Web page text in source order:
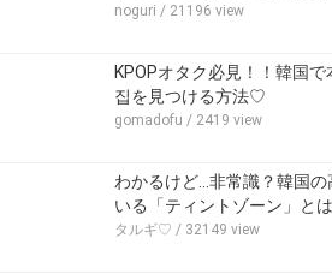
noguri / 21196 view
KPOPオタク必見！！韓国
집を見つける方法♡
gomadofu / 2419 view
わかるけど…非常識？韓国
いる「ティントゾーン」と
タルギ♡ / 32149 view